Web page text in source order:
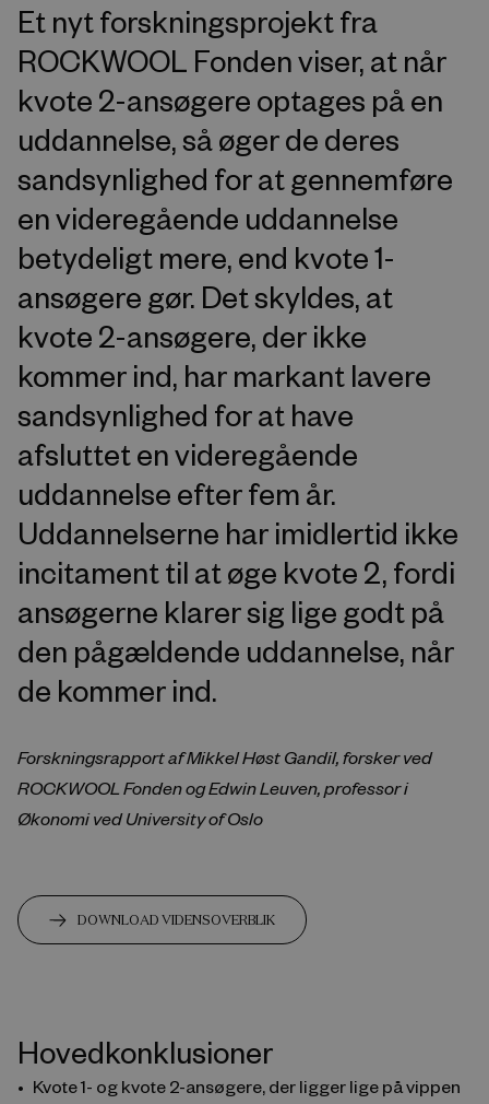
Et nyt forskningsprojekt fra
ROCKWOOL Fonden viser, at når
kvote 2-ansøgere optages på en
uddannelse, så øger de deres
sandsynlighed for at gennemføre
en videregående uddannelse
betydeligt mere, end kvote 1-
ansøgere gør. Det skyldes, at
kvote 2-ansøgere, der ikke
kommer ind, har markant lavere
sandsynlighed for at have
afsluttet en videregående
uddannelse efter fem år.
Uddannelserne har imidlertid ikke
incitament til at øge kvote 2, fordi
ansøgerne klarer sig lige godt på
den pågældende uddannelse, når
de kommer ind.
Forskningsrapport af Mikkel Høst Gandil, forsker ved
ROCKWOOL Fonden og Edwin Leuven, professor i
Økonomi ved University of Oslo
DOWNLOAD VIDENSOVERBLIK
Hovedkonklusioner
Kvote 1- og kvote 2-ansøgere, der ligger lige på vippen